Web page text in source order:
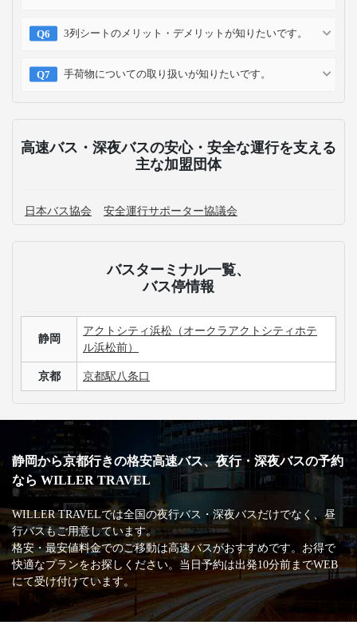
3列シートのメリット・デメリットが知りたいです。
手荷物についての取り扱いが知りたいです。
高速バス・深夜バスの安心・安全な運行を支える
主な加盟団体
日本バス協会 安全運行サポーター協議会
バスターミナル一覧、
バス停情報
静岡
アクトシティ浜松（オークラアクトシティホテ
ル浜松前）
京都 京都駅八条口
静岡から京都行きの格安高速バス、夜行・深夜バスの予約
なら WILLER TRAVEL
WILLER TRAVELでは全国の夜行バス・深夜バスだけでなく、昼
行バスもご用意しています。
格安・最安値料金でのご移動は高速バスがおすすめです。お得で
快適なプランをお探しください。当日予約は出発10分前までWEB
にて受け付けています。